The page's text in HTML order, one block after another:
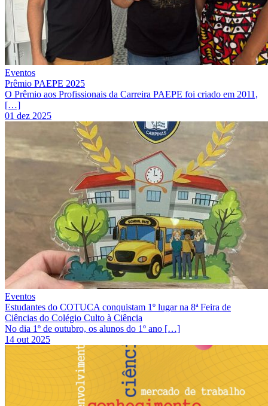
Eventos
Prêmio PAEPE 2025
O Prêmio aos Profissionais da Carreira PAEPE foi criado em 2011,
[…]
01 dez 2025
Eventos
Estudantes do COTUCA conquistam 1º lugar na 8ª Feira de
Ciências do Colégio Culto à Ciência
No dia 1º de outubro, os alunos do 1º ano […]
14 out 2025